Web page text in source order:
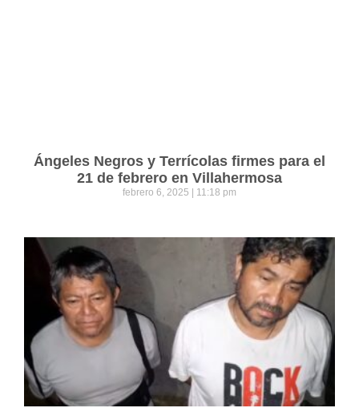
Ángeles Negros y Terrícolas firmes para el
21 de febrero en Villahermosa
febrero 6, 2025 11:18 pm